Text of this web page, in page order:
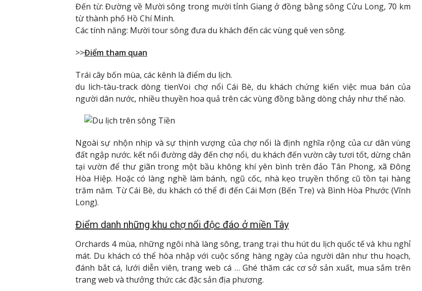
Đến từ: Đường về Mười sông trong mười tỉnh Giang ở đồng bằng sông Cửu Long, 70 km
từ thành phố Hồ Chí Minh.
Các tính năng: Mười tour sông đưa du khách đến các vùng quê ven sông.
>>Điểm tham quan
Trái cây bốn mùa, các kênh là điểm du lịch.
du lich-tàu-track dòng tienVoi chợ nổi Cái Bè, du khách chứng kiến việc mua bán của
người dân nước, nhiều thuyền hoa quả trên các vùng đồng bằng dòng chảy như thế nào.
Ngoài sự nhộn nhịp và sự thịnh vượng của chợ nổi là định nghĩa rộng của cư dân vùng
đất ngập nước. kết nối đường dây đến chợ nổi, du khách đến vườn cây tươi tốt, dừng chân
tại vườn để thư giãn trong một bầu không khí yên bình trên đảo Tân Phong, xã Đông
Hòa Hiệp. Hoặc có làng nghề làm bánh, ngũ cốc, nhà kẹo truyền thống cũ tồn tại hàng
trăm năm. Từ Cái Bè, du khách có thể đi đến Cái Mơn (Bến Tre) và Bình Hòa Phước (Vĩnh
Long).
Điểm danh những khu chợ nổi độc đáo ở miền Tây
Orchards 4 mùa, những ngôi nhà làng sông, trang trại thu hút du lịch quốc tế và khu nghỉ
mát. Du khách có thể hòa nhập với cuộc sống hàng ngày của người dân như thu hoạch,
đánh bắt cá, lưới diễn viên, trang web cá … Ghé thăm các cơ sở sản xuất, mua sắm trên
trang web và thưởng thức các đặc sản địa phương.